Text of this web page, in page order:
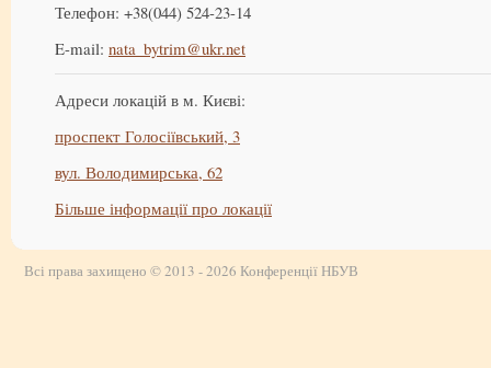
Телефон: +38(044) 524-23-14
E-mail: nata_bytrim@ukr.net
Адреси локацій в м. Києві:
проспект Голосіївський, 3
вул. Володимирська, 62
Більше інформації про локації
Всі права захищено © 2013 - 2026 Конференції НБУВ